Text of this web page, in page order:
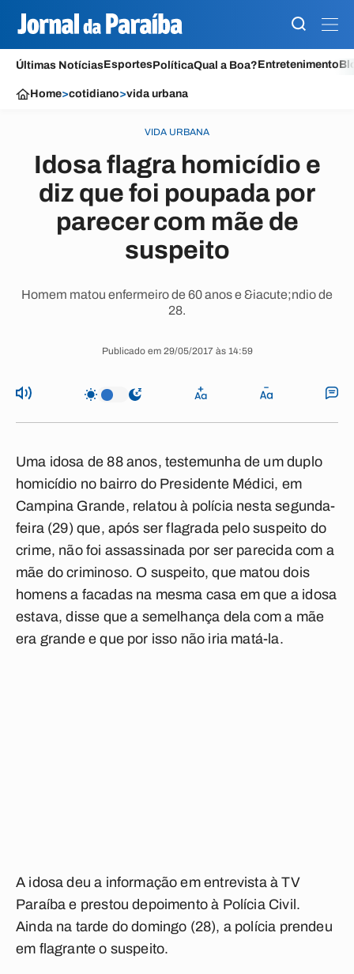
Últimas NotíciasEsportesPolíticaQual a Boa?Entretenimento
Home>cotidiano>vida urbana
VIDA URBANA
Idosa flagra homicídio e
diz que foi poupada por
parecer com mãe de
suspeito
Homem matou enfermeiro de 60 anos e &iacute;ndio de
28.
Publicado em 29/05/2017 às 14:59
Uma idosa de 88 anos, testemunha de um duplo
homicídio no bairro do Presidente Médici, em
Campina Grande, relatou à polícia nesta segunda-
feira (29) que, após ser flagrada pelo suspeito do
crime, não foi assassinada por ser parecida com a
mãe do criminoso. O suspeito, que matou dois
homens a facadas na mesma casa em que a idosa
estava, disse que a semelhança dela com a mãe
era grande e que por isso não iria matá-la.
A idosa deu a informação em entrevista à TV
Paraíba e prestou depoimento à Polícia Civil.
Ainda na tarde do domingo (28), a polícia prendeu
em flagrante o suspeito.